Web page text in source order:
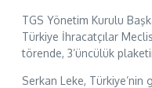
TGS Yönetim Kurulu
Türkiye İhracatçılar
törende, 3’üncülük
Serkan Leke, Türkiye’nin